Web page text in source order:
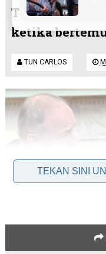
Trump nafi
ketika
TUN CARLOS
WASHINGTON:
TEKAN SINI